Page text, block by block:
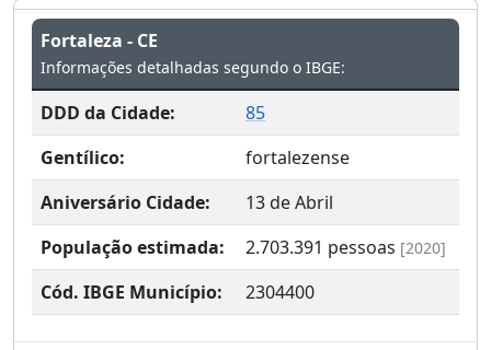
Fortaleza - CE
Informações detalhadas segundo o IBGE:
DDD da Cidade:
85
Gentílico:
fortalezense
Aniversário Cidade:
13 de Abril
População estimada:
2.703.391 pessoas [2020]
Cód. IBGE Município: 2304400